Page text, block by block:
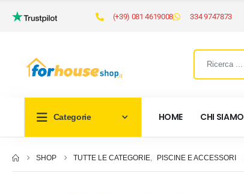
(+39) 081 4619008 334 9747873
Categorie HOME CHI SIAMO
SHOP TUTTE LE CATEGORIE, PISCINE E ACCESSORI